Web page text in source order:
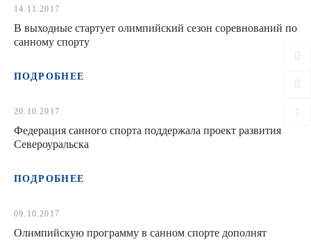
14.11.2017
В выходные стартует олимпийский сезон соревнований по
санному спорту
ПОДРОБНЕЕ
20.10.2017
Федерация санного спорта поддержала проект развития
Североуральска
ПОДРОБНЕЕ
09.10.2017
Олимпийскую программу в санном спорте дополнят